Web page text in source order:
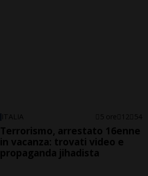
ITALIA 5 ore 12 54
Terrorismo, arrestato 16enne
in vacanza: trovati video e
propaganda jihadista